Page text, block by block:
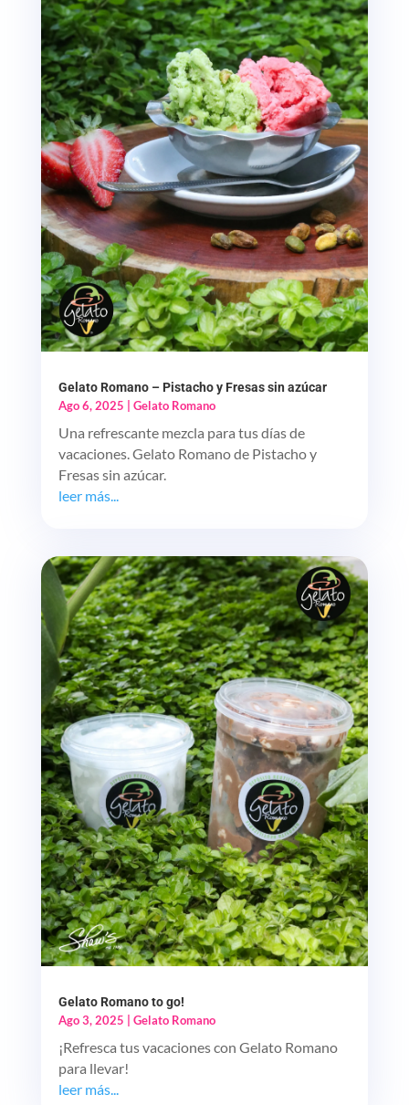
Gelato Romano – Pistacho y Fresas sin azúcar
Ago 6, 2025
Gelato Romano
Una refrescante mezcla para tus días de
vacaciones. Gelato Romano de Pistacho y
Fresas sin azúcar.
leer más...
Gelato Romano to go!
Ago 3, 2025
Gelato Romano
¡Refresca tus vacaciones con Gelato Romano
para llevar!
leer más...